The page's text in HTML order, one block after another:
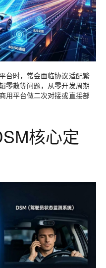
台时，常会面临协议适配繁
零散等问题，从零开发周期
用平台做二次对接或直接部
核心定